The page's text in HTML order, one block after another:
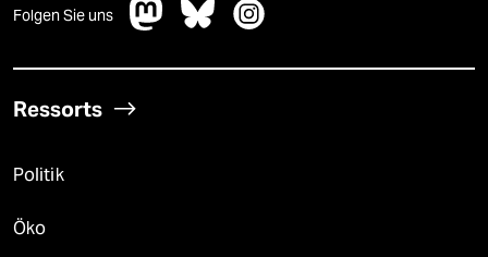
Folgen Sie uns
Ressorts
Politik
Öko